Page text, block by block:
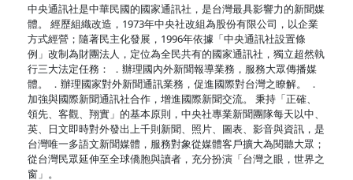
中央通訊社是中華民國的國家通訊社，是台灣最具影響力的新聞媒
體。 經歷組織改造，1973年中央社改組為股份有限公司，以企業
方式經營；隨著民主化發展，1996年依據「中央通訊社設置條
例」改制為財團法人，定位為全民共有的國家通訊社，獨立超然執
行三大法定任務： ．辦理國內外新聞報導業務，服務大眾傳播媒
體。 ．辦理國家對外新聞通訊業務，促進國際對台灣之瞭解。 ．
加強與國際新聞通訊社合作，增進國際新聞交流。 秉持「正確、
領先、客觀、翔實」的基本原則，中央社專業新聞團隊每天以中、
英、日文即時對外發出上千則新聞、照片、圖表、影音與資訊，是
台灣唯一多語文新聞媒體，服務對象從媒體客戶擴大為閱聽大眾；
從台灣民眾延伸至全球僑胞與讀者，充分扮演「台灣之眼，世界之
窗」。